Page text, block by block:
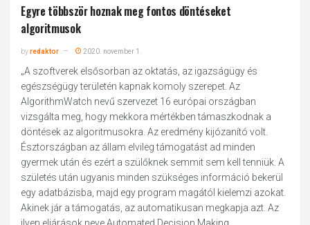
Egyre többször hoznak meg fontos döntéseket
algoritmusok
byredaktor 2020. november 1.
„A szoftverek elsősorban az oktatás, az igazságügy és
egészségügy területén kapnak komoly szerepet. Az
AlgorithmWatch nevű szervezet 16 európai országban
vizsgálta meg, hogy mekkora mértékben támaszkodnak a
döntések az algoritmusokra. Az eredmény kijózanító volt.
Észtországban az állam elvileg támogatást ad minden
gyermek után és ezért a szülőknek semmit sem kell tenniük. A
születés után ugyanis minden szükséges információ bekerül
egy adatbázisba, majd egy program magától kielemzi azokat.
Akinek jár a támogatás, az automatikusan megkapja azt. Az